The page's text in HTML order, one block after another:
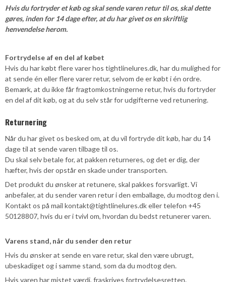
Hvis du fortryder et køb og skal sende varen retur til os, skal dette
gøres, inden for 14 dage efter, at du har givet os en skriftlig
henvendelse herom.
Fortrydelse af en del af købet
Hvis du har købt flere varer hos tightlinelures.dk, har du mulighed for
at sende én eller flere varer retur, selvom de er købt i én ordre.
Bemærk, at du ikke får fragtomkostningerne retur, hvis du fortryder
en del af dit køb, og at du selv står for udgifterne ved retunering.
Returnering
Når du har givet os besked om, at du vil fortryde dit køb, har du 14
dage til at sende varen tilbage til os.
Du skal selv betale for, at pakken returneres, og det er dig, der
hæfter, hvis der opstår en skade under transporten.
Det produkt du ønsker at retunere, skal pakkes forsvarligt. Vi
anbefaler, at du sender varen retur i den emballage, du modtog den i.
Kontakt os på mail kontakt@tightlinelures.dk eller telefon +45
50128807, hvis du er i tvivl om, hvordan du bedst retunerer varen.
Varens stand, når du sender den retur
Hvis du ønsker at sende en vare retur, skal den være ubrugt,
ubeskadiget og i samme stand, som da du modtog den.
Hvis varen har mistet værdi, fraskrives fortrydelsesretten.